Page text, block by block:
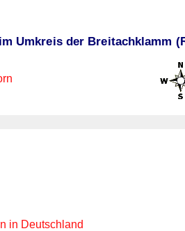
Umkreis der Breitachklamm
in Deutschland